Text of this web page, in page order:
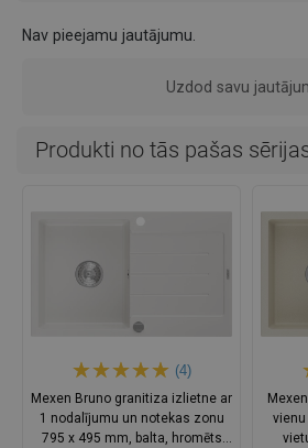
Nav pieejamu jautājumu.
Uzdod savu
Produkti no tās pašas
(4)
Mexen Bruno granitiza izlietne ar
1 nodalījumu un notekas zonu
795 x 495 mm, balta, hromēts